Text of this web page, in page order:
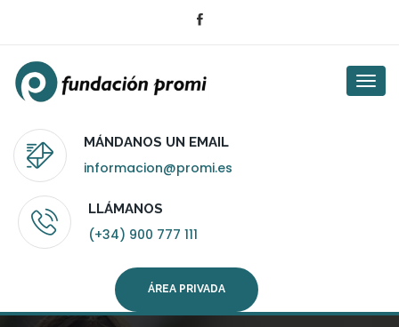
MÁNDANOS UN EMAIL
informacion@promi.es
LLÁMANOS
(+34) 900 777 111
ÁREA PRIVADA